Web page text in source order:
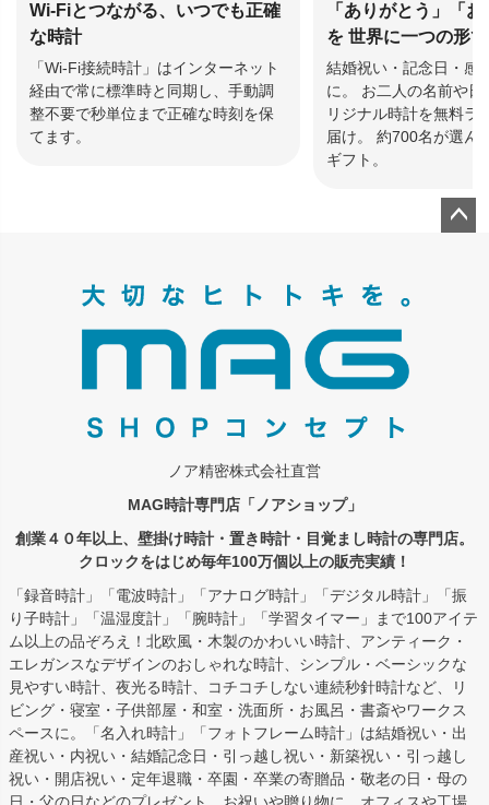
Wi-Fiとつながる、いつでも正確
な時計
「Wi-Fi接続時計」はインターネット
経由で常に標準時と同期し、手動調
整不要で秒単位まで正確な時刻を保
てます。
「ありがとう」「
を 世界に一つの形
結婚祝い・記念日・感
に。 お二人の名前や日
リジナル時計を無料ラ
届け。 約700名が選ん
ギフト。
ノア精密株式会社直営
MAG時計専門店「ノアショップ」
創業４０年以上、壁掛け時計・置き時計・目覚まし時計の専門店。
クロックをはじめ毎年100万個以上の販売実績！
「録音時計」「電波時計」「アナログ時計」「デジタル時計」「振
り子時計」「温湿度計」「腕時計」「学習タイマー」まで100アイテ
ム以上の品ぞろえ！北欧風・木製のかわいい時計、アンティーク・
エレガンスなデザインのおしゃれな時計、シンプル・ベーシックな
見やすい時計、夜光る時計、コチコチしない連続秒針時計など、リ
ビング・寝室・子供部屋・和室・洗面所・お風呂・書斎やワークス
ペースに。「名入れ時計」「フォトフレーム時計」は結婚祝い・出
産祝い・内祝い・結婚記念日・引っ越し祝い・新築祝い・引っ越し
祝い・開店祝い・定年退職・卒園・卒業の寄贈品・敬老の日・母の